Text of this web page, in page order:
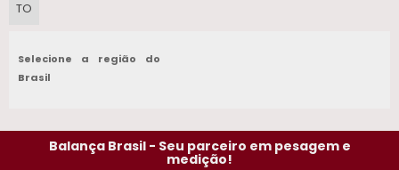
BALANCA DE MALA​
ETIQUETA PARA BALANCA 40X40
TO
Selecione a região do
Brasil
Balança Brasil - Seu parceiro em pesagem e
medição!